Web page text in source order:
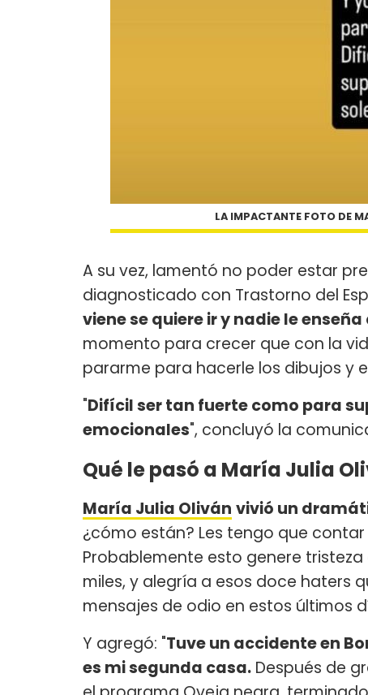
LA IMPACTANTE FOTO DE
A su vez, lamentó no poder estar
diagnosticado con Trastorno del
viene se quiere ir y nadie le
momento para crecer que con la
pararme para hacerle los dibujos y
"Difícil ser tan fuerte como para
emocionales", concluyó la
Qué le pasó a María Julia
María Julia Oliván vivió un
¿cómo están? Les tengo que
Probablemente esto genere
miles, y alegría a esos doce haters
mensajes de odio en estos últimos
Y agregó: "Tuve un accidente en
es mi segunda casa. Después de